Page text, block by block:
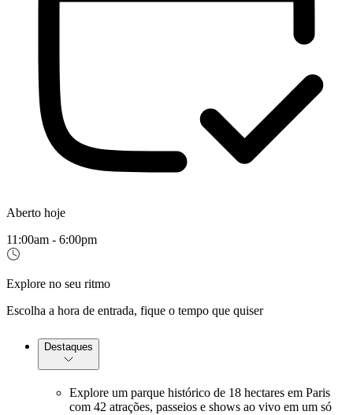
Aberto hoje
11:00am - 6:00pm
Explore no seu ritmo
Escolha a hora de entrada, fique o tempo que quiser
Destaques
Explore um parque histórico de 18 hectares em Paris
com 42 atrações, passeios e shows ao vivo em um só